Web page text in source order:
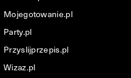
Mojegotowanie.pl
Party.pl
Przyslijprzepis.pl
Wizaz.pl